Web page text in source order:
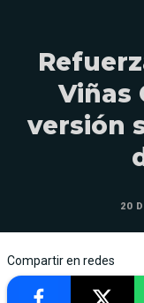
Viñas
versión
20
Compartir en redes